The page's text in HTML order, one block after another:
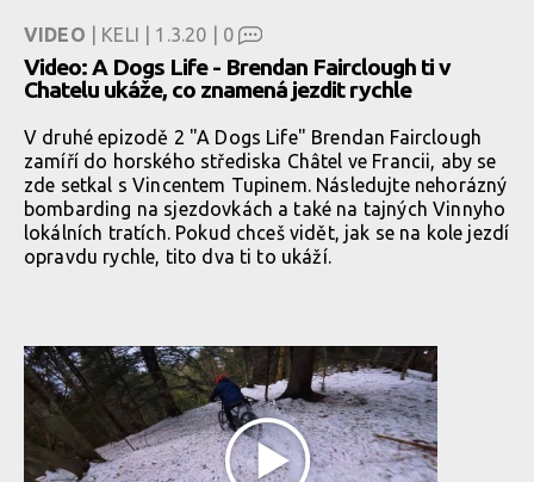
VIDEO | KELI | 1.3.20 | 0
Video: A Dogs Life - Brendan Fairclough ti v
Chatelu ukáže, co znamená jezdit rychle
V druhé epizodě 2 "A Dogs Life" Brendan Fairclough
zamíří do horského střediska Châtel ve Francii, aby se
zde setkal s Vincentem Tupinem. Následujte nehorázný
bombarding na sjezdovkách a také na tajných Vinnyho
lokálních tratích. Pokud chceš vidět, jak se na kole jezdí
opravdu rychle, tito dva ti to ukáží.